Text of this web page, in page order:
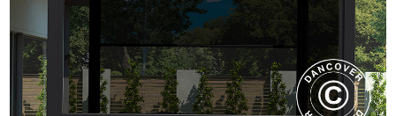
beste uit je tuin.